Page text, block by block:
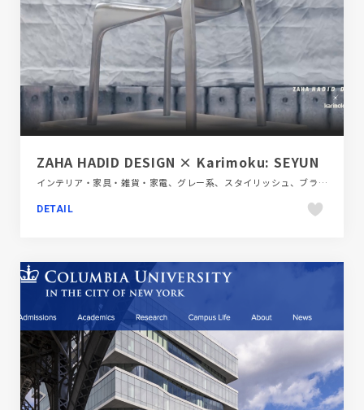
ZAHA HADID DESIGN × Karimoku: SEYUN
インテリア・家具・雑貨・家電、グレー系、スタイリッシュ、ブラック系 、ブランド・サービスサイト、モーション多め、動画が流れる、大きめ写真
DETAIL